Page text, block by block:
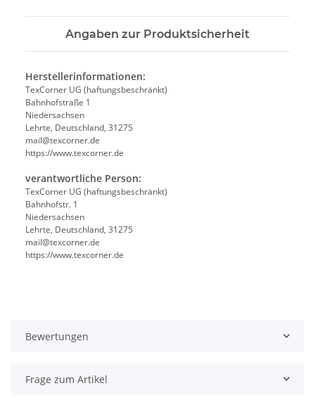
Angaben zur Produktsicherheit
Herstellerinformationen:
TexCorner UG (haftungsbeschränkt)
Bahnhofstraße 1
Niedersachsen
Lehrte, Deutschland, 31275
mail@texcorner.de
https://www.texcorner.de
verantwortliche Person:
TexCorner UG (haftungsbeschränkt)
Bahnhofstr. 1
Niedersachsen
Lehrte, Deutschland, 31275
mail@texcorner.de
https://www.texcorner.de
Bewertungen
Frage zum Artikel